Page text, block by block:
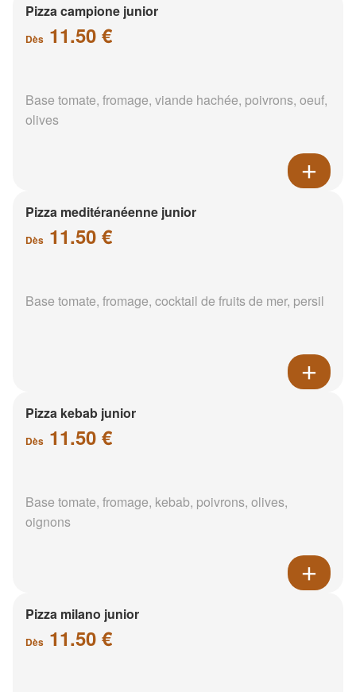
Pizza campione junior
Dès 11.50 €
Base tomate, fromage, viande hachée, poivrons, oeuf,
olives
Pizza meditéranéenne junior
Dès 11.50 €
Base tomate, fromage, cocktail de fruits de mer, persil
Pizza kebab junior
Dès 11.50 €
Base tomate, fromage, kebab, poivrons, olives,
oignons
Pizza milano junior
Dès 11.50 €